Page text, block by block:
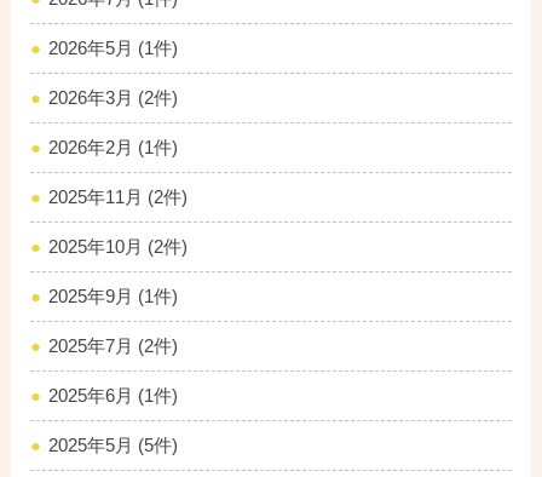
2026年5月 (1件)
2026年3月 (2件)
2026年2月 (1件)
2025年11月 (2件)
2025年10月 (2件)
2025年9月 (1件)
2025年7月 (2件)
2025年6月 (1件)
2025年5月 (5件)